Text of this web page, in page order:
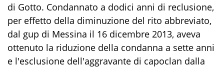
di Gotto. Condannato a dodici anni di reclusione,
per effetto della diminuzione del rito abbreviato,
dal gup di Messina il 16 dicembre 2013, aveva
ottenuto la riduzione della condanna a sette anni
e l'esclusione dell'aggravante di capoclan dalla